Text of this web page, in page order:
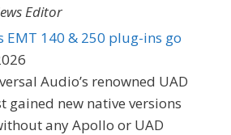
Editor
EMT 140 & 250 plug-ins go
Audio’s renowned UAD
gained new native versions
any Apollo or UAD